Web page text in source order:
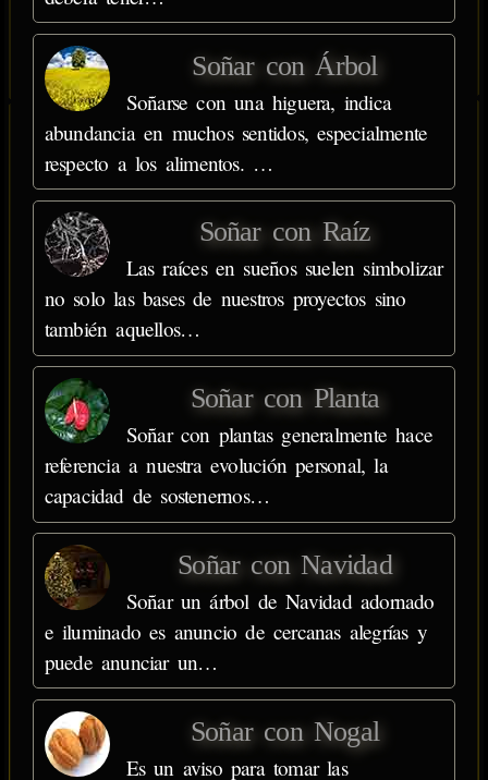
Soñar con Árbol
Soñarse con una higuera, indica
abundancia en muchos sentidos, especialmente
respecto a los alimentos. …
Soñar con Raíz
Las raíces en sueños suelen simbolizar
no solo las bases de nuestros proyectos sino
también aquellos…
Soñar con Planta
Soñar con plantas generalmente hace
referencia a nuestra evolución personal, la
capacidad de sostenernos…
Soñar con Navidad
Soñar un árbol de Navidad adornado
e iluminado es anuncio de cercanas alegrías y
puede anunciar un…
Soñar con Nogal
Es un aviso para tomar las